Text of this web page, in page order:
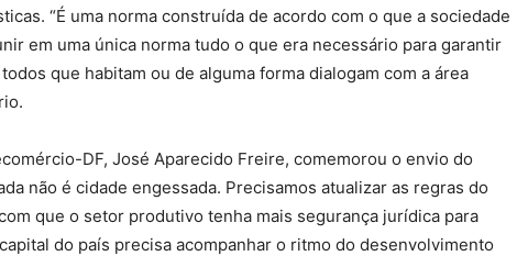
“É uma norma construída de acordo com o que a sociedade
em uma única norma tudo o que era necessário para garantir
que habitam ou de alguma forma dialogam com a área
DF, José Aparecido Freire, comemorou o envio do
não é cidade engessada. Precisamos atualizar as regras do
que o setor produtivo tenha mais segurança jurídica para
do país precisa acompanhar o ritmo do desenvolvimento